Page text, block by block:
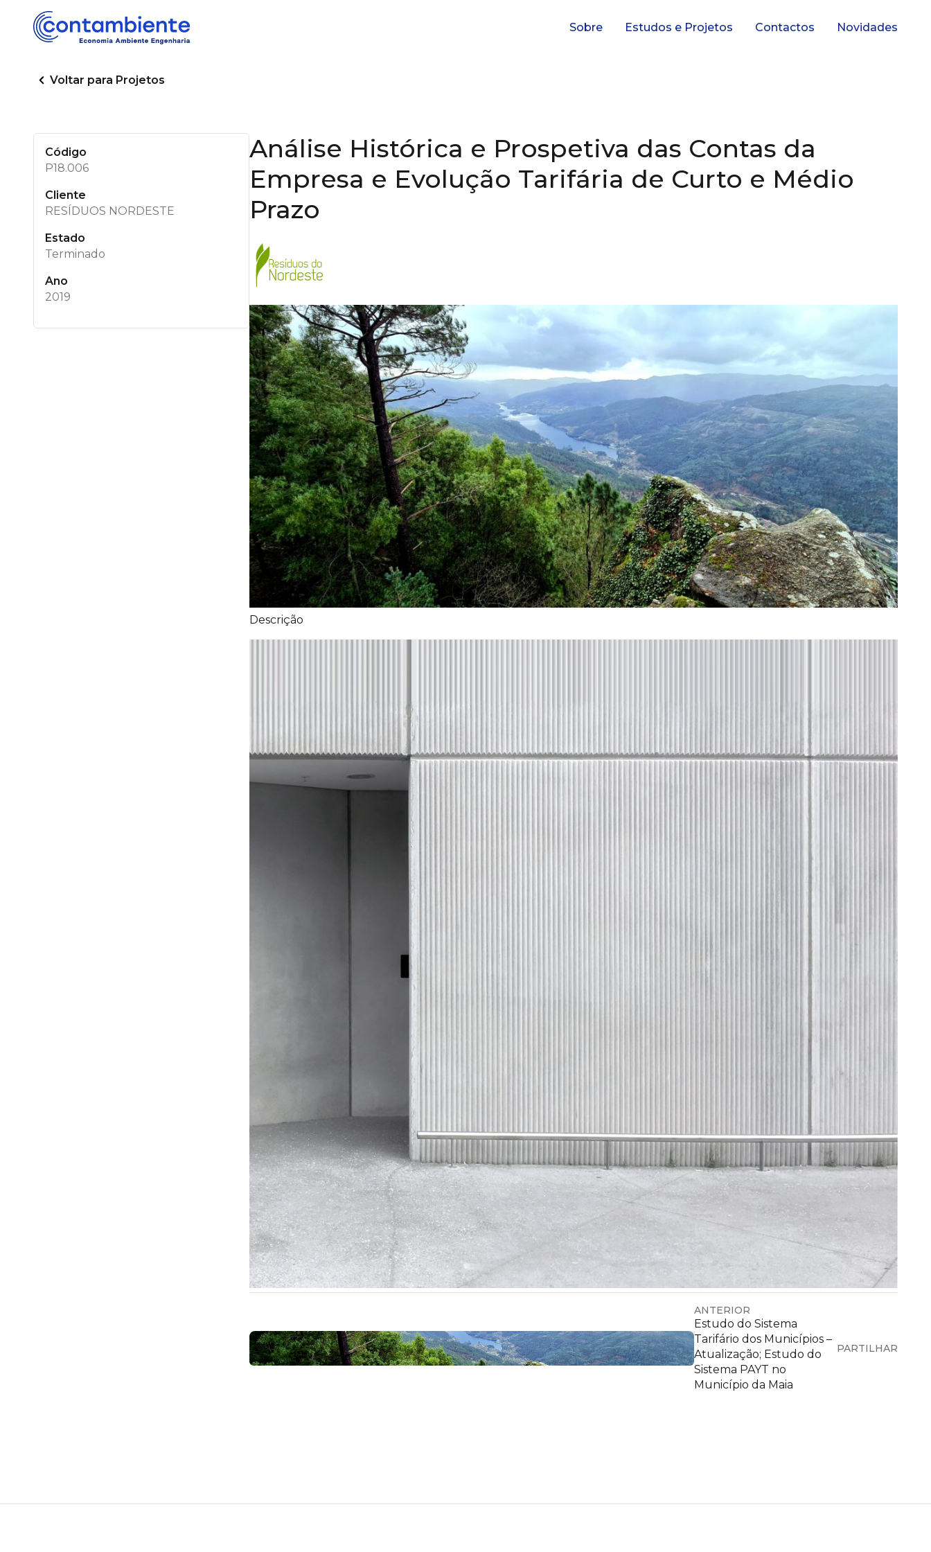
Sobre Estudos e Projetos Contactos Novidades
Voltar para Projetos
Código
P18.006
Cliente
RESÍDUOS NORDESTE
Estado
Terminado
Ano
2019
Análise Histórica e Prospetiva das Contas da
Empresa e Evolução Tarifária de Curto e Médio
Prazo
Descrição
ANTERIOR
Estudo do Sistema
Tarifário dos Municípios –
Atualização; Estudo do
Sistema PAYT no
Município da Maia
PARTILHAR